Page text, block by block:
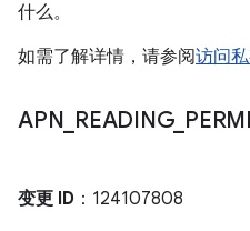
什么。
如需了解详情，请参阅访问
APN READING_
变更 ID ：124107808